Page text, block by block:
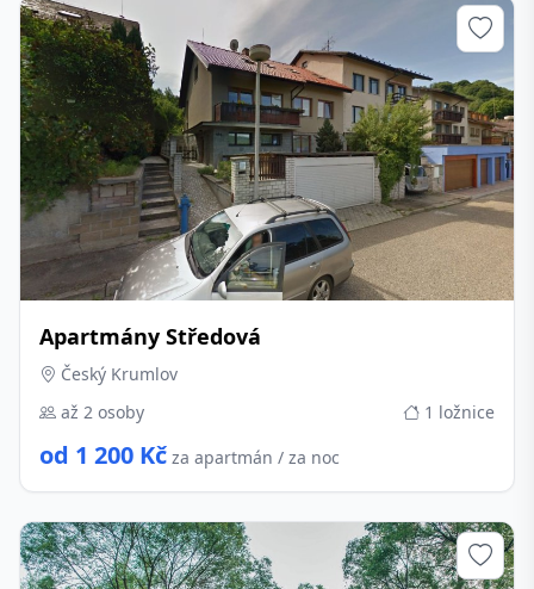
Apartmány Středová
Český Krumlov
až 2 osoby
1 ložnice
od 1 200 Kč za apartmán / za noc